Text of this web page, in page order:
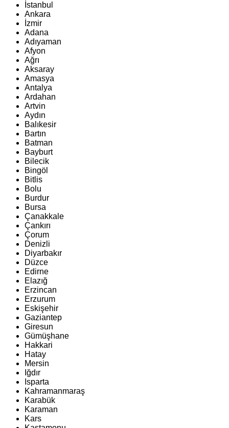
İstanbul
Ankara
İzmir
Adana
Adıyaman
Afyon
Ağrı
Aksaray
Amasya
Antalya
Ardahan
Artvin
Aydın
Balıkesir
Bartın
Batman
Bayburt
Bilecik
Bingöl
Bitlis
Bolu
Burdur
Bursa
Çanakkale
Çankırı
Çorum
Denizli
Diyarbakır
Düzce
Edirne
Elazığ
Erzincan
Erzurum
Eskişehir
Gaziantep
Giresun
Gümüşhane
Hakkari
Hatay
Mersin
Iğdır
Isparta
Kahramanmaraş
Karabük
Karaman
Kars